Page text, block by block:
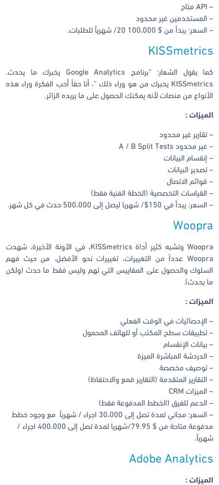
– API متاح
– المستخدمين غير محدود
– السعر: يبدأ من $ 100،000 20/ شهرياً للطلبات.
KISSmetrics
كما يقول الشعار: “برنامج Google Analytics يخبرك ما يحدث.
KISSmetrics يخبرك من هو وراء ذلك ”، أنا حقاً أحب الفكرة وراء هذه
الأنواع من منصات لأنه يمكنك الحصول على ما يريده الزائر.
الميزات :
– تقارير غير محدود
– غير محدود A / B Split Tests
– إنقسام البيانات
– تصدير البيانات
– قوائم الاتصال
– القياسات التخصصية (الخطة الفنية فقط)
– السعر: يبدأ في 150$/ شهريا ليصل إلى 500،000 حدث في كل شهر.
Woopra
Woopra وتشبه كثير أداة KISSmetrics، في الآونة الأخيرة، شهدت
Woopra عدداً من التغييرات، تغييرات نحو الأفضل، من حيث فهم
السلوك والحصول على المقاييس التي تهم وليس فقط ما حدث (ولكن
ما يحدث).
الميزات :
– الإحصائيات في الوقت الفعلي
– تطبيقات سطح المكتب أو للهاتف المحمول
– بيانات الإنقسام
– الدردشة المباشرة الميزة
– توصيف مخصصة
– التقارير المتقدمة (التقارير قمع والاحتفاظ)
– الميزات CRM
– الدعم للفرق (الخطط المدفوعة فقط)
– السعر: مجاني لمدة تصل إلى 30،000 اجراء / شهرياً مع وجود خطط
مدفوعة متاحة من $ 79.95/شهريا لمدة تصل إلى 400،000 اجراء /
شهرياً.
Adobe Analytics
الميزات :